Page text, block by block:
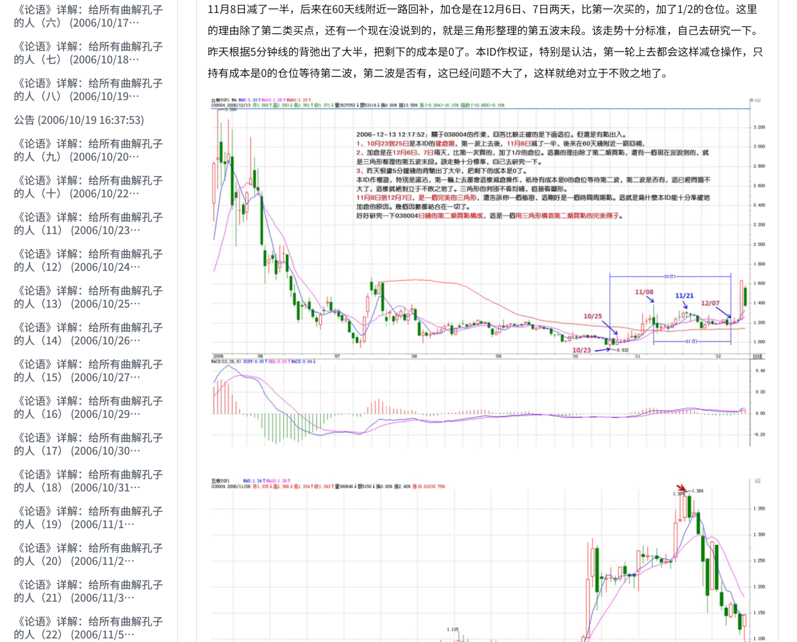
《论语》详解：给所有曲解孔子
的人（六） (2006/10/17
《论语》详解：给所有曲解孔子
的人（七） (2006/10/18
《论语》详解：给所有曲解孔子
的人（八） (2006/10/19
公告 (2006/10/19 16:37:53)
《论语》详解：给所有曲解孔子
的人（九） (2006/10/20
《论语》详解：给所有曲解孔子
的人（十） (2006/10/22
《论语》详解：给所有曲解孔子
的人（11） (2006/10/23
《论语》详解：给所有曲解孔子
的人（12） (2006/10/24
《论语》详解：给所有曲解孔子
的人（13） (2006/10/25
《论语》详解：给所有曲解孔子
的人（14） (2006/10/26
《论语》详解：给所有曲解孔子
的人（15） (2006/10/27
《论语》详解：给所有曲解孔子
的人（16） (2006/10/29
《论语》详解：给所有曲解孔子
的人（17） (2006/10/30
《论语》详解：给所有曲解孔子
的人（18） (2006/10/31
《论语》详解：给所有曲解孔子
的人（19） (2006/11/1
《论语》详解：给所有曲解孔子
的人（20） (2006/11/2
《论语》详解：给所有曲解孔子
的人（21） (2006/11/3
《论语》详解：给所有曲解孔子
的人（22） (2006/11/5
11月8日减了一半，后来在60天线附近一路回补，加仓是在12月6日、7日两天，比第一次买的，加了1/2的仓位。这里
的理由除了第二类买点，还有一个现在没说到的，就是三角形整理的第五波末段。该走势十分标准，自己去研究一下。
昨天根据5分钟线的背弛出了大半，把剩下的成本是0了。本ID作权证，特别是认沽，第一轮上去都会这样减仓操作，只
持有成本是0的仓位等待第二波，第二波是否有，这已经问题不大了，这样就绝对立于不败之地了。